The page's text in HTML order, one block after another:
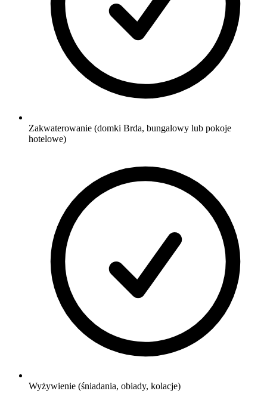
Zakwaterowanie (domki Brda, bungalowy lub pokoje
hotelowe)
Wyżywienie (śniadania, obiady, kolacje)